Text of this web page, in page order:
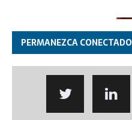
PERMANEZCA CONECTADO